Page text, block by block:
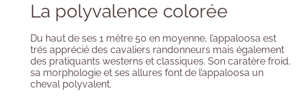
La polyvalence colorée
Du haut de ses 1 mètre 50 en moyenne, l’appaloosa est
trés apprécié des cavaliers randonneurs mais également
des pratiquants westerns et classiques. Son caratère froid,
sa morphologie et ses allures font de l’appaloosa un
cheval polyvalent.